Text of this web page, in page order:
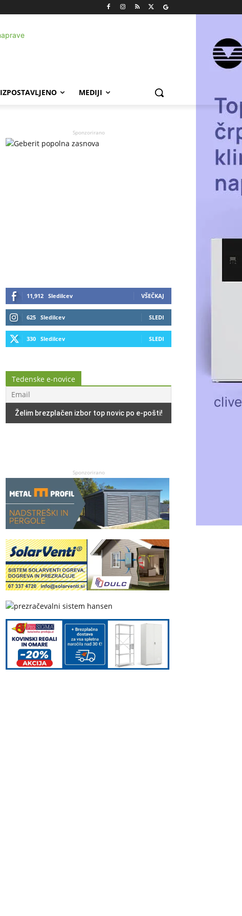
IZPOSTAVLJENO MEDIJI
Sponzorirano
11,912 Sledilcev VŠEČKAJ
625 Sledilcev SLEDI
330 Sledilcev SLEDI
Tedenske e-novice
Sponzorirano